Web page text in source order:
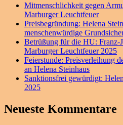
Mitmenschlichkeit gegen
Marburger Leuchtfeuer
Preisbegründung: Helena
menschenwürdige
Betrüßung für die HU: Franz-
Marburger Leuchtfeuer 2025
Feierstunde: Preisverleihung
an Helena Steinhaus
Sanktionsfrei gewürdigt:
2025
Neueste Kommentare